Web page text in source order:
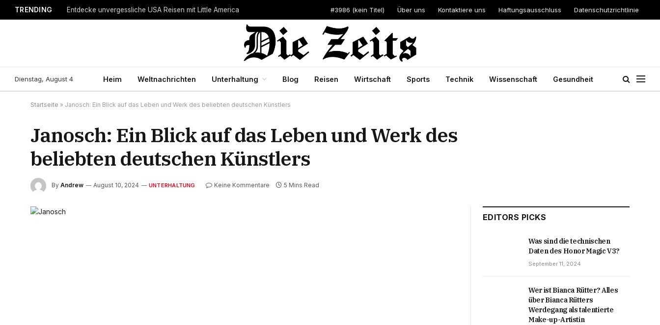
TRENDING Entdecke unvergessliche USA Reisen mit Little America #3986 (kein Titel) Über uns Kontaktiere uns Haftungsausschluss Datenschutzrichtlinie
Dienstag, August 4 Heim Weltnachrichten Unterhaltung Blog Reisen Wirtschaft Sports Technik Wissenschaft Gesundheit
Startseite » Janosch: Ein Blick auf das Leben und Werk des beliebten deutschen Künstlers
Janosch: Ein Blick auf das Leben und Werk des
beliebten deutschen Künstlers
By Andrew August 10, 2024 UNTERHALTUNG Keine Kommentare 5 Mins Read
EDITORS PICKS
Was sind die technischen
Daten des Honor Magic V3?
September 11, 2024
Wer ist Bianca Rütter? Alles
über Bianca Rütters
Werdegang als talentierte
Make-up-Artistin